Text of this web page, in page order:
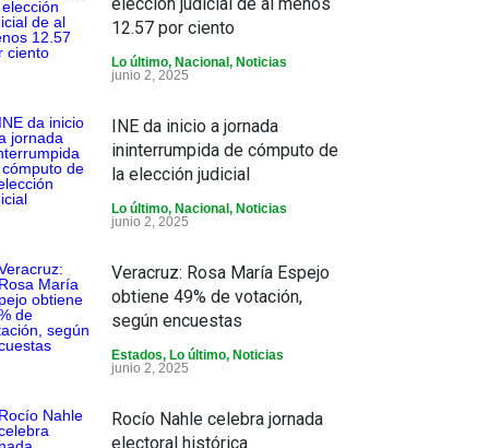
12.57 por ciento
Lo último, Nacional , Noticias
junio 2, 2025
INE da inicio a jornada
ininterrumpida de cómputo de
la elección judicial
Lo último, Nacional , Noticias
junio 2, 2025
Veracruz: Rosa María Espejo
obtiene 49% de votación,
según encuestas
Estados, Lo último, Noticias
junio 2, 2025
Rocío Nahle celebra jornada
electoral histórica